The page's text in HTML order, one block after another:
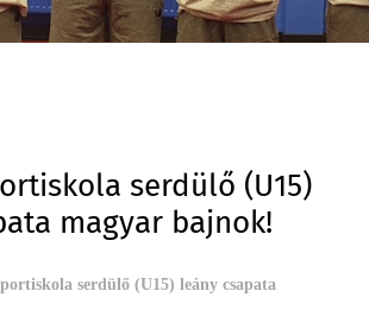
serdülő (U15)
magyar bajnok!
serdülő (U15) leány csapata